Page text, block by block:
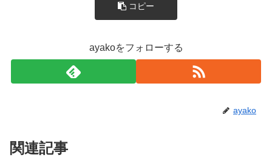
コピー
ayakoをフォローする
ayako
関連記事